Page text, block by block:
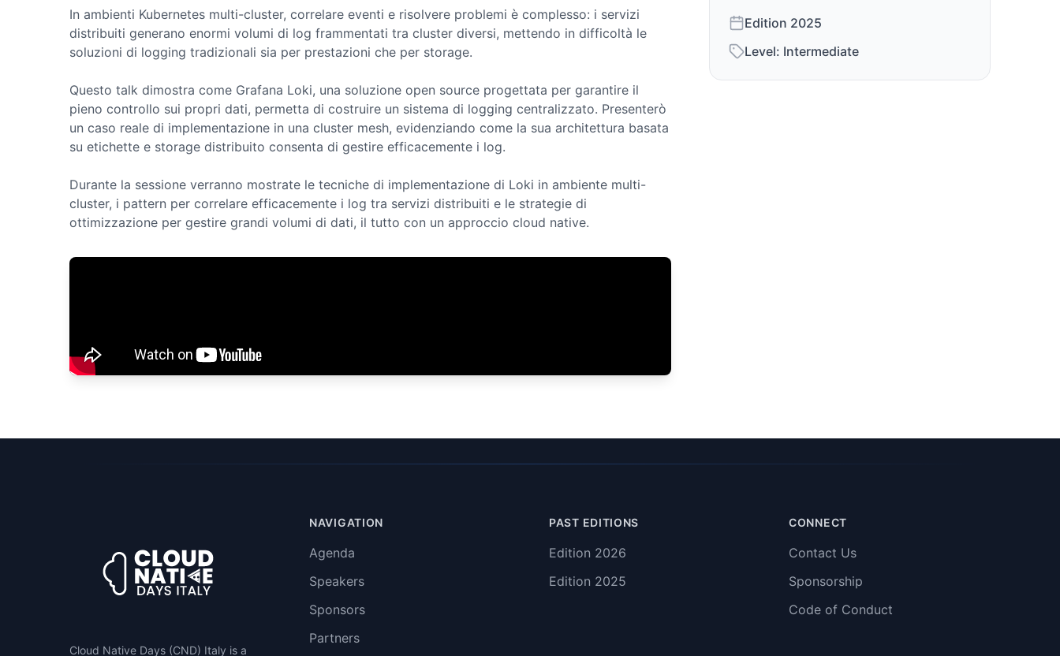
In ambienti Kubernetes multi-cluster, correlare eventi e risolvere problemi è complesso: i servizi
distribuiti generano enormi volumi di log frammentati tra cluster diversi, mettendo in difficoltà le
soluzioni di logging tradizionali sia per prestazioni che per storage.
Questo talk dimostra come Grafana Loki, una soluzione open source progettata per garantire il
pieno controllo sui propri dati, permetta di costruire un sistema di logging centralizzato. Presenterò
un caso reale di implementazione in una cluster mesh, evidenziando come la sua architettura basata
su etichette e storage distribuito consenta di gestire efficacemente i log.
Durante la sessione verranno mostrate le tecniche di implementazione di Loki in ambiente multi-
cluster, i pattern per correlare efficacemente i log tra servizi distribuiti e le strategie di
Edition 2025
Level: Intermediate
Cloud Native Days (CND) Italy is a
NAVIGATION
Agenda
Speakers
Sponsors
Partners
PAST EDITIONS
Edition 2026
Edition 2025
CONNECT
Contact Us
Sponsorship
Code of Conduct